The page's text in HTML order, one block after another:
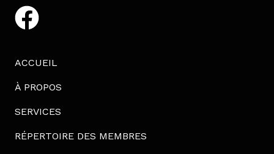
ACCUEIL
À PROPOS
SERVICES
RÉPERTOIRE DES MEMBRES